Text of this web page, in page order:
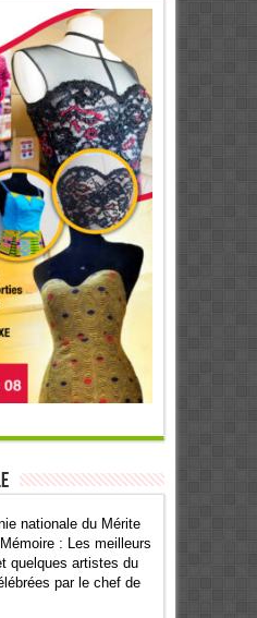
nationale du Mérite
: Les meilleurs
quelques artistes du
par le chef de